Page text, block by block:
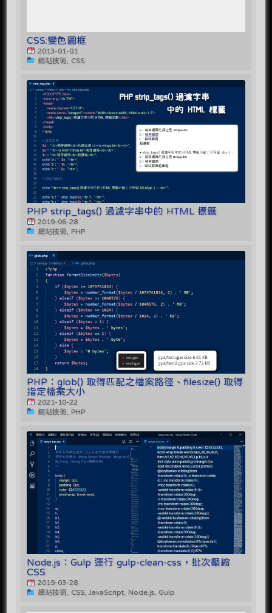
CSS:變色圓框
2013-01-01
網站技術, CSS
PHP strip_tags() 過濾字串中的 HTML 標籤
2019-06-28
網站技術, PHP
PHP：glob() 取得匹配之檔案路徑、filesize() 取得
指定檔案大小
2021-10-22
網站技術, PHP
Node.js：Gulp 運行 gulp-clean-css，批次壓縮
CSS
2019-03-28
網站技術, CSS, JavaScript, Node.js, Gulp